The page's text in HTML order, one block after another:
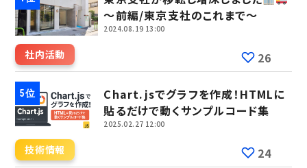
～前編/東京支社のこれまで～
2024.08.19 13:00
社内活動 26
Chart.jsでグラフを作成！HTMLに
貼るだけで動くサンプルコード集
2025.02.27 12:00
技術情報 24